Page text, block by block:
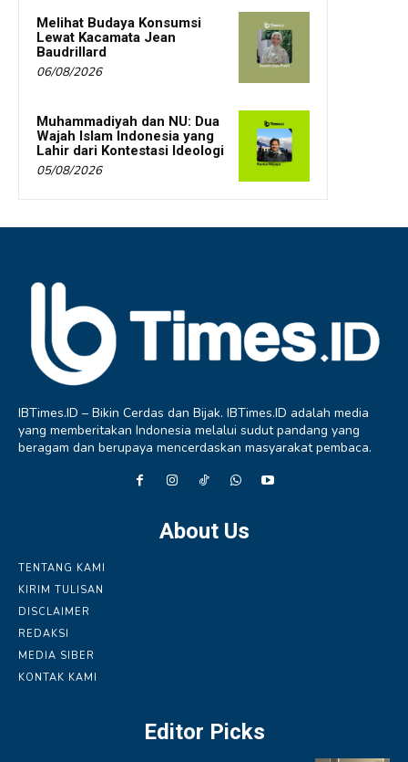
Melihat Budaya Konsumsi
Lewat Kacamata Jean
Baudrillard
06/08/2026
Muhammadiyah dan NU: Dua
Wajah Islam Indonesia yang
Lahir dari Kontestasi Ideologi
05/08/2026
IBTimes.ID – Bikin Cerdas dan Bijak. IBTimes.ID adalah media
yang memberitakan Indonesia melalui sudut pandang yang
beragam dan berupaya mencerdaskan masyarakat pembaca.
About Us
TENTANG KAMI
KIRIM TULISAN
DISCLAIMER
REDAKSI
MEDIA SIBER
KONTAK KAMI
Editor Picks